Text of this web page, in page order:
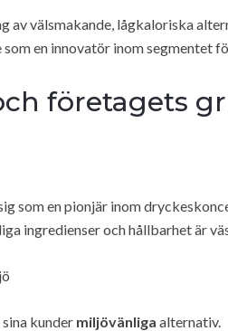
av välsmakande, lågkaloriska
en innovatör inom
företagets
som en pionjär inom
ingredienser och hållbarhet är
kunder miljövänliga alternativ.